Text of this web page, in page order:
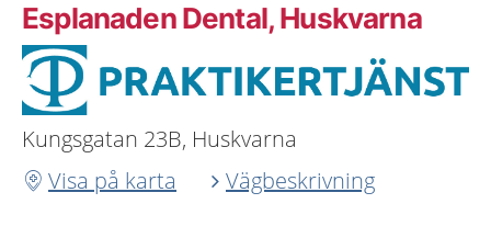
Esplanaden Dental, Huskvarna
Kungsgatan 23B, Huskvarna
Visa på karta
Vägbeskrivning